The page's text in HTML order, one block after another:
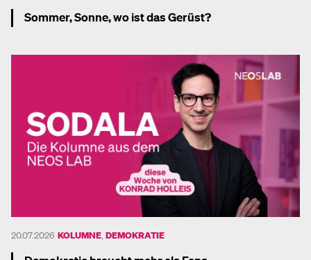
Sommer, Sonne, wo ist das Gerüst?
20.07.2026 KOLUMNE DEMOKRATIE